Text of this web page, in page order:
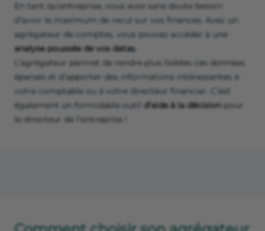
En tant qu’entreprise, vous avez sans doute besoin
d’avoir le maximum de recul sur vos finances. Avec un
agrégateur de comptes, vous pouvez accéder à une
analyse poussée de vos datas.
L’agrégateur permet de rendre plus lisibles ces données
éparses et d’apporter des informations intéressantes à
votre comptable ou à votre directeur financier. C’est
également un formidable outil d’aide à la décision pour
le directeur de l’entreprise !